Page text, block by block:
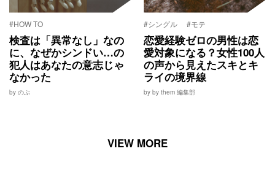
#HOW TO
検査は「異常なし」なの
に、なぜかシンドい…の
犯人はあなたの意志じゃ
なかった
by のぶ
#シングル #モテ
恋愛経験ゼロの男性は恋
愛対象になる？女性100人
の声から見えたスキとキ
ライの境界線
by by them 編集部
VIEW MORE